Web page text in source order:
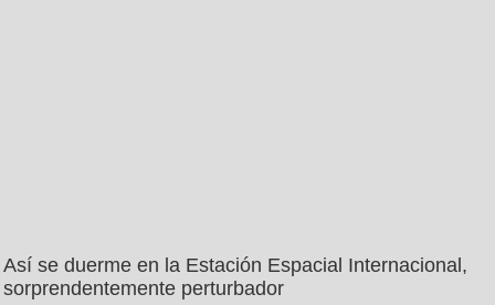
Así se duerme en la Estación Espacial Internacional,
sorprendentemente perturbador